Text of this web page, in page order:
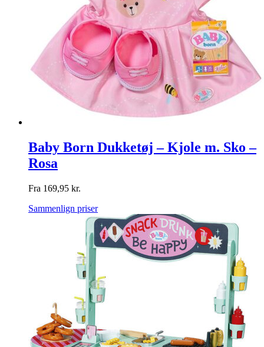
Baby Born Dukketøj – Kjole m. Sko –
Rosa
Fra 169,95 kr.
Sammenlign priser